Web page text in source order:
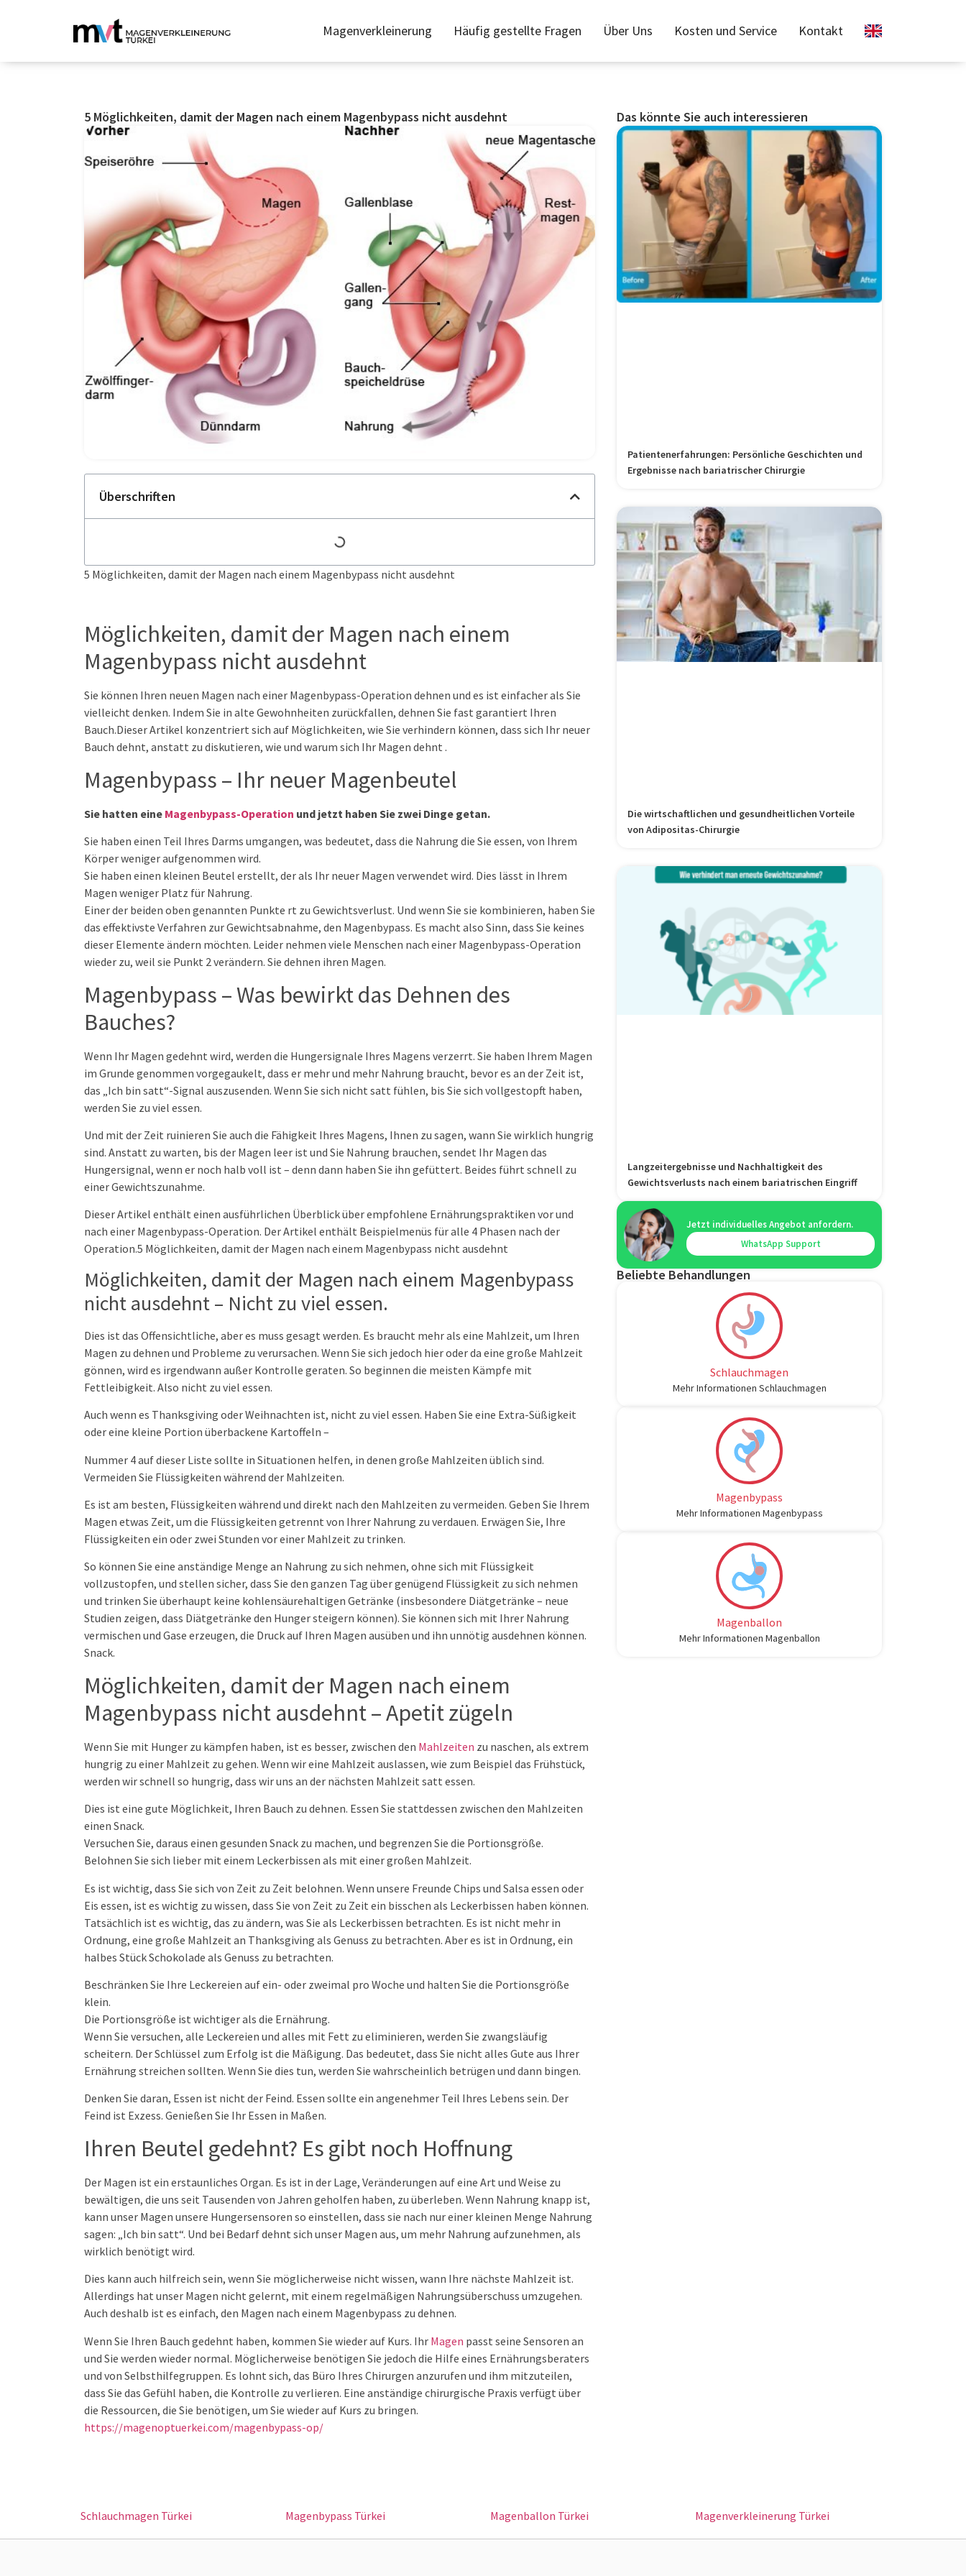
Magenverkleinerung Häufig gestellte Fragen Über Uns Kosten und Service Kontakt
5 Möglichkeiten, damit der Magen nach einem Magenbypass nicht ausdehnt
Überschriften
5 Möglichkeiten, damit der Magen nach einem Magenbypass nicht ausdehnt
Möglichkeiten, damit der Magen nach einem
Magenbypass nicht ausdehnt
Sie können Ihren neuen Magen nach einer Magenbypass-Operation dehnen und es ist einfacher als Sie
vielleicht denken. Indem Sie in alte Gewohnheiten zurückfallen, dehnen Sie fast garantiert Ihren
Bauch.Dieser Artikel konzentriert sich auf Möglichkeiten, wie Sie verhindern können, dass sich Ihr neuer
Bauch dehnt, anstatt zu diskutieren, wie und warum sich Ihr Magen dehnt .
Magenbypass – Ihr neuer Magenbeutel
Sie hatten eine Magenbypass-Operation und jetzt haben Sie zwei Dinge getan.
Sie haben einen Teil Ihres Darms umgangen, was bedeutet, dass die Nahrung die Sie essen, von Ihrem
Körper weniger aufgenommen wird.
Sie haben einen kleinen Beutel erstellt, der als Ihr neuer Magen verwendet wird. Dies lässt in Ihrem
Magen weniger Platz für Nahrung.
Einer der beiden oben genannten Punkte rt zu Gewichtsverlust. Und wenn Sie sie kombinieren, haben Sie
das effektivste Verfahren zur Gewichtsabnahme, den Magenbypass. Es macht also Sinn, dass Sie keines
dieser Elemente ändern möchten. Leider nehmen viele Menschen nach einer Magenbypass-Operation
wieder zu, weil sie Punkt 2 verändern. Sie dehnen ihren Magen.
Magenbypass – Was bewirkt das Dehnen des
Bauches?
Wenn Ihr Magen gedehnt wird, werden die Hungersignale Ihres Magens verzerrt. Sie haben Ihrem Magen
im Grunde genommen vorgegaukelt, dass er mehr und mehr Nahrung braucht, bevor es an der Zeit ist,
das „Ich bin satt“-Signal auszusenden. Wenn Sie sich nicht satt fühlen, bis Sie sich vollgestopft haben,
werden Sie zu viel essen.
Und mit der Zeit ruinieren Sie auch die Fähigkeit Ihres Magens, Ihnen zu sagen, wann Sie wirklich hungrig
sind. Anstatt zu warten, bis der Magen leer ist und Sie Nahrung brauchen, sendet Ihr Magen das
Hungersignal, wenn er noch halb voll ist – denn dann haben Sie ihn gefüttert. Beides führt schnell zu
einer Gewichtszunahme.
Dieser Artikel enthält einen ausführlichen Überblick über empfohlene Ernährungspraktiken vor und
nach einer Magenbypass-Operation. Der Artikel enthält Beispielmenüs für alle 4 Phasen nach der
Operation.5 Möglichkeiten, damit der Magen nach einem Magenbypass nicht ausdehnt
Möglichkeiten, damit der Magen nach einem Magenbypass
nicht ausdehnt – Nicht zu viel essen.
Dies ist das Offensichtliche, aber es muss gesagt werden. Es braucht mehr als eine Mahlzeit, um Ihren
Magen zu dehnen und Probleme zu verursachen. Wenn Sie sich jedoch hier oder da eine große Mahlzeit
gönnen, wird es irgendwann außer Kontrolle geraten. So beginnen die meisten Kämpfe mit
Fettleibigkeit. Also nicht zu viel essen.
Auch wenn es Thanksgiving oder Weihnachten ist, nicht zu viel essen. Haben Sie eine Extra-Süßigkeit
oder eine kleine Portion überbackene Kartoffeln –
Nummer 4 auf dieser Liste sollte in Situationen helfen, in denen große Mahlzeiten üblich sind.
Vermeiden Sie Flüssigkeiten während der Mahlzeiten.
Es ist am besten, Flüssigkeiten während und direkt nach den Mahlzeiten zu vermeiden. Geben Sie Ihrem
Magen etwas Zeit, um die Flüssigkeiten getrennt von Ihrer Nahrung zu verdauen. Erwägen Sie, Ihre
Flüssigkeiten ein oder zwei Stunden vor einer Mahlzeit zu trinken.
So können Sie eine anständige Menge an Nahrung zu sich nehmen, ohne sich mit Flüssigkeit
vollzustopfen, und stellen sicher, dass Sie den ganzen Tag über genügend Flüssigkeit zu sich nehmen
und trinken Sie überhaupt keine kohlensäurehaltigen Getränke (insbesondere Diätgetränke – neue
Studien zeigen, dass Diätgetränke den Hunger steigern können). Sie können sich mit Ihrer Nahrung
vermischen und Gase erzeugen, die Druck auf Ihren Magen ausüben und ihn unnötig ausdehnen können.
Snack.
Möglichkeiten, damit der Magen nach einem
Magenbypass nicht ausdehnt – Apetit zügeln
Wenn Sie mit Hunger zu kämpfen haben, ist es besser, zwischen den Mahlzeiten zu naschen, als extrem
hungrig zu einer Mahlzeit zu gehen. Wenn wir eine Mahlzeit auslassen, wie zum Beispiel das Frühstück,
werden wir schnell so hungrig, dass wir uns an der nächsten Mahlzeit satt essen.
Dies ist eine gute Möglichkeit, Ihren Bauch zu dehnen. Essen Sie stattdessen zwischen den Mahlzeiten
einen Snack.
Versuchen Sie, daraus einen gesunden Snack zu machen, und begrenzen Sie die Portionsgröße.
Belohnen Sie sich lieber mit einem Leckerbissen als mit einer großen Mahlzeit.
Es ist wichtig, dass Sie sich von Zeit zu Zeit belohnen. Wenn unsere Freunde Chips und Salsa essen oder
Eis essen, ist es wichtig zu wissen, dass Sie von Zeit zu Zeit ein bisschen als Leckerbissen haben können.
Tatsächlich ist es wichtig, das zu ändern, was Sie als Leckerbissen betrachten. Es ist nicht mehr in
Ordnung, eine große Mahlzeit an Thanksgiving als Genuss zu betrachten. Aber es ist in Ordnung, ein
halbes Stück Schokolade als Genuss zu betrachten.
Beschränken Sie Ihre Leckereien auf ein- oder zweimal pro Woche und halten Sie die Portionsgröße
klein.
Die Portionsgröße ist wichtiger als die Ernährung.
Wenn Sie versuchen, alle Leckereien und alles mit Fett zu eliminieren, werden Sie zwangsläufig
scheitern. Der Schlüssel zum Erfolg ist die Mäßigung. Das bedeutet, dass Sie nicht alles Gute aus Ihrer
Ernährung streichen sollten. Wenn Sie dies tun, werden Sie wahrscheinlich betrügen und dann bingen.
Denken Sie daran, Essen ist nicht der Feind. Essen sollte ein angenehmer Teil Ihres Lebens sein. Der
Feind ist Exzess. Genießen Sie Ihr Essen in Maßen.
Ihren Beutel gedehnt? Es gibt noch Hoffnung
Der Magen ist ein erstaunliches Organ. Es ist in der Lage, Veränderungen auf eine Art und Weise zu
bewältigen, die uns seit Tausenden von Jahren geholfen haben, zu überleben. Wenn Nahrung knapp ist,
kann unser Magen unsere Hungersensoren so einstellen, dass sie nach nur einer kleinen Menge Nahrung
sagen: „Ich bin satt“. Und bei Bedarf dehnt sich unser Magen aus, um mehr Nahrung aufzunehmen, als
wirklich benötigt wird.
Dies kann auch hilfreich sein, wenn Sie möglicherweise nicht wissen, wann Ihre nächste Mahlzeit ist.
Allerdings hat unser Magen nicht gelernt, mit einem regelmäßigen Nahrungsüberschuss umzugehen.
Auch deshalb ist es einfach, den Magen nach einem Magenbypass zu dehnen.
Wenn Sie Ihren Bauch gedehnt haben, kommen Sie wieder auf Kurs. Ihr Magen passt seine Sensoren an
und Sie werden wieder normal. Möglicherweise benötigen Sie jedoch die Hilfe eines Ernährungsberaters
und von Selbsthilfegruppen. Es lohnt sich, das Büro Ihres Chirurgen anzurufen und ihm mitzuteilen,
dass Sie das Gefühl haben, die Kontrolle zu verlieren. Eine anständige chirurgische Praxis verfügt über
die Ressourcen, die Sie benötigen, um Sie wieder auf Kurs zu bringen.
https://magenoptuerkei.com/magenbypass-op/
Das könnte Sie auch interessieren
Patientenerfahrungen: Persönliche Geschichten und
Ergebnisse nach bariatrischer Chirurgie
Die wirtschaftlichen und gesundheitlichen Vorteile
von Adipositas-Chirurgie
Langzeitergebnisse und Nachhaltigkeit des
Gewichtsverlusts nach einem bariatrischen Eingriff
Jetzt individuelles Angebot anfordern.
WhatsApp Support
Beliebte Behandlungen
Schlauchmagen
Mehr Informationen Schlauchmagen
Magenbypass
Mehr Informationen Magenbypass
Magenballon
Mehr Informationen Magenballon
Schlauchmagen Türkei Magenbypass Türkei Magenballon Türkei Magenverkleinerung Türkei